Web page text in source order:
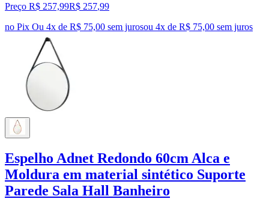
Preço R$ 257,99R$ 257,99
no Pix Ou 4x de R$ 75,00 sem jurosou 4x de R$ 75,00 sem juros
Espelho Adnet Redondo 60cm Alca e
Moldura em material sintético Suporte
Parede Sala Hall Banheiro